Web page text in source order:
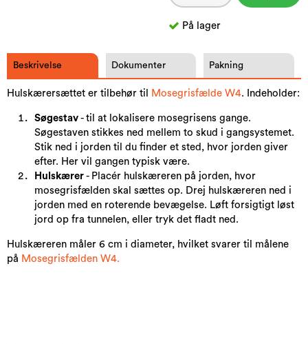
På lager
Beskrivelse Dokumenter Pakning
Hulskærersættet er tilbehør til Mosegrisfælde W4. Indeholder:
Søgestav - til at lokalisere mosegrisens gange.
Søgestaven stikkes ned mellem to skud i gangsystemet.
Stik ned i jorden til du finder et sted, hvor jorden giver
efter. Her vil gangen typisk være.
Hulskærer - Placér hulskæreren på jorden, hvor
mosegrisfælden skal sættes op. Drej hulskæreren ned i
jorden med en roterende bevægelse. Løft forsigtigt løst
jord op fra tunnelen, eller tryk det fladt ned.
Hulskæreren måler 6 cm i diameter, hvilket svarer til målene
på Mosegrisfælden W4.